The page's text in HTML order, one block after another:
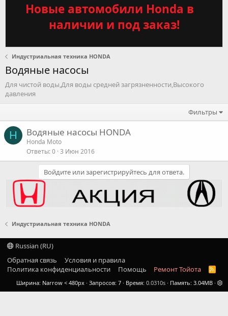
Новые автомобили Honda в
наличии и под заказ!
Индустриальная техника HONDA
Водяные насосы
Для чистой воды,Для воды средней загрязненности,Высокого
давления
Фильтры
H Водяные насосы HONDA
Honda Moto
Ответы 0 3 Июн 2016
Войдите или зарегистрируйтесь для ответа.
Индустриальная техника HONDA
Russian (RU)
Обратная связь
Условия и правила
Политика конфиденциальности
Помощь Ремонт Тойота
R
S
S
Ширина Запросов 7 Время 0.0310s Память 3.04MB